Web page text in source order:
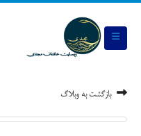
بازگشت به وبلاگ